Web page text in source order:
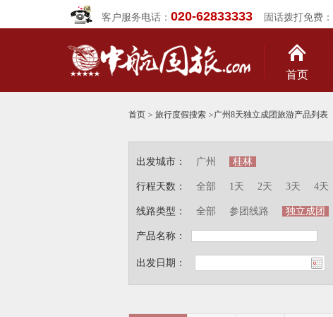
客户服务电话：020-62833333 固话拨打免费：
首页
首页 > 旅行度假搜索 >广州8天独立成团旅游产品列表
出发城市：
行程天数：
线路类型：
产品名称：
广州 桂林
全部 1天 2天 3天 4天
全部 参团线路 独立成团
出发日期：